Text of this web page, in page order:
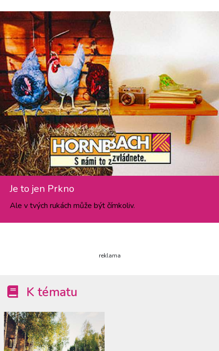
Je to jen Prkno
Ale v tvých rukách může být čímkoliv.
reklama
K tématu